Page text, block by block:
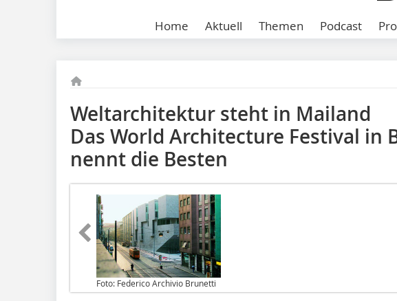
Home Aktuell Themen Podcast
Weltarchitektur steht in Mailand
Das World Architecture Festival in
nennt die Besten
Foto: Federico Archivio Brunetti